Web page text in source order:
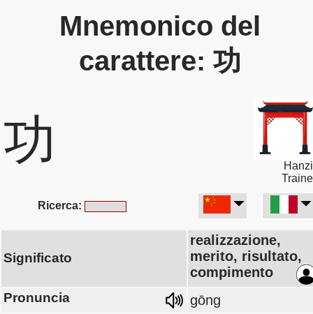
Mnemonico del
carattere: 功
功
Ricerca:
Significato
realizzazione,
merito, risultato,
compimento
Pronuncia gōng